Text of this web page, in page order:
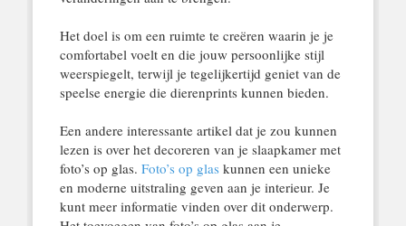
Het doel is om een ruimte te creëren waarin je je
comfortabel voelt en die jouw persoonlijke stijl
weerspiegelt, terwijl je tegelijkertijd geniet van de
speelse energie die dierenprints kunnen bieden.
Een andere interessante artikel dat je zou kunnen
lezen is over het decoreren van je slaapkamer met
foto’s op glas. Foto’s op glas kunnen een unieke
en moderne uitstraling geven aan je interieur. Je
kunt meer informatie vinden over dit onderwerp.